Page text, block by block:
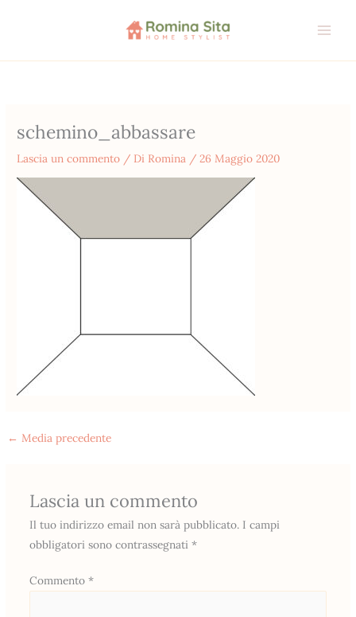
schemino_abbassare
Lascia un commento / Di Romina /26 Maggio 2020
← Media precedente
Lascia un commento
Il tuo indirizzo email non sarà pubblicato. I campi
obbligatori sono contrassegnati *
Commento *